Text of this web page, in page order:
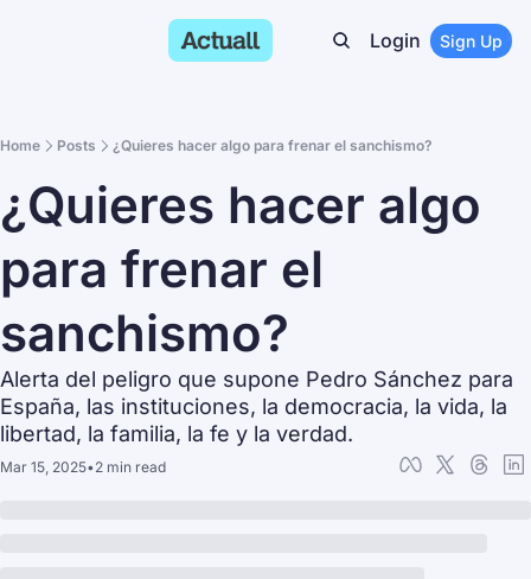
Login Sign Up
Home Posts ¿Quieres hacer algo para frenar el sanchismo?
¿Quieres hacer algo
para frenar el
sanchismo?
Alerta del peligro que supone Pedro Sánchez para
España, las instituciones, la democracia, la vida, la
libertad, la familia, la fe y la verdad.
Mar 15, 2025•2 min read